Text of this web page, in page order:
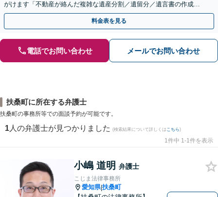
がけます「不動産が絡んだ複雑な遺産分割／遺留分／遺言書の作成・
執行／事業承継など、お任せください」【休日相談あり】
料金表を見る
電話でお問い合わせ メールでお問い合わせ
扶桑町に所在する弁護士
扶桑町の事務所等での面談予約が可能です。
1 人の弁護士が見つかりました (検索結果について詳しくは こちら)
1件中 1-1件を表示
小嶋 道明 弁護士
こじま法律事務所
愛知県|扶桑町